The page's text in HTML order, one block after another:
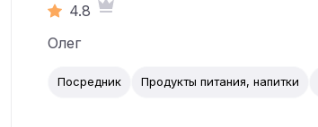
4.8
Олег
Посредник Продукты питания, напитки